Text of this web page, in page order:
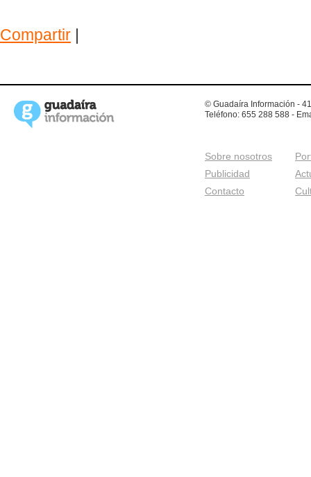
Compartir |
© Guadaíra Información -
Teléfono: 655 288 588 -
Sobre nosotros
Publicidad
Contacto